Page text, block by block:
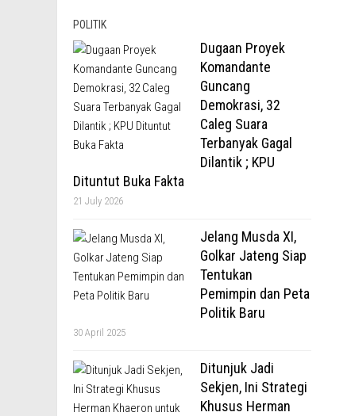
POLITIK
Dugaan Proyek
Komandante
Guncang
Demokrasi, 32
Caleg Suara
Terbanyak Gagal
Dilantik ; KPU
Dituntut Buka Fakta
21 July 2026
Jelang Musda XI,
Golkar Jateng Siap
Tentukan
Pemimpin dan Peta
Politik Baru
30 April 2025
Ditunjuk Jadi
Sekjen, Ini Strategi
Khusus Herman